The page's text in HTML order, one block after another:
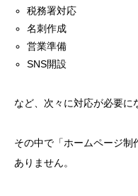
税務署対応
名刺作成
営業準備
SNS開設
など、次々に対応が必要に
その中で「ホームページ制
ありません。